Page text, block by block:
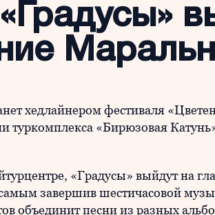
«Градусы»
хедлайнером фестиваля
туркомплекса «Бирюзовая
«Градусы» выйдут на
завершив шестичасовой
объединит песни из разных